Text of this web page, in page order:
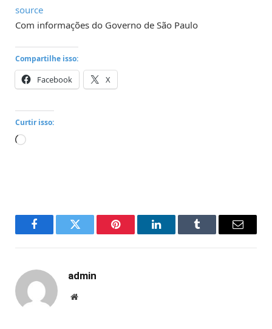
source
Com informações do Governo de São Paulo
Compartilhe isso:
Facebook X
Curtir isso:
Carregando...
FacebookTwitter Pinterest LinkedInTumblr Email
admin
Website